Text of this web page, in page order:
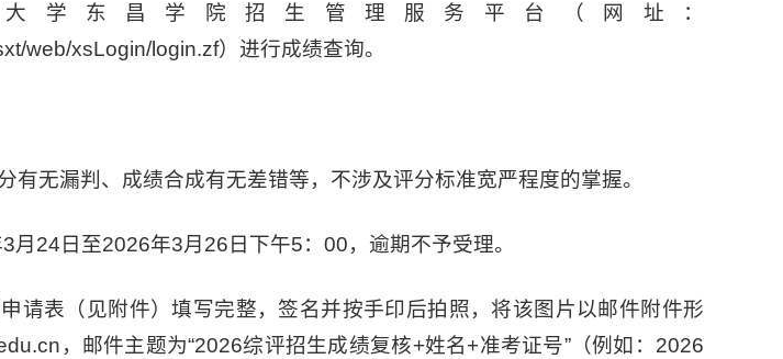
学东昌学院招生管理服务平台（网址：
web/xsLogin/login.zf）进行成绩查询。
有无漏判、成绩合成有无差错等，不涉及评分标准宽严程度的掌握。
月24日至2026年3月26日下午5：00，逾期不予受理。
申请表（见附件）填写完整，签名并按手印后拍照，将该图片以邮件附件形
，邮件主题为“2026综评招生成绩复核+姓名+准考证号”（例如：2026